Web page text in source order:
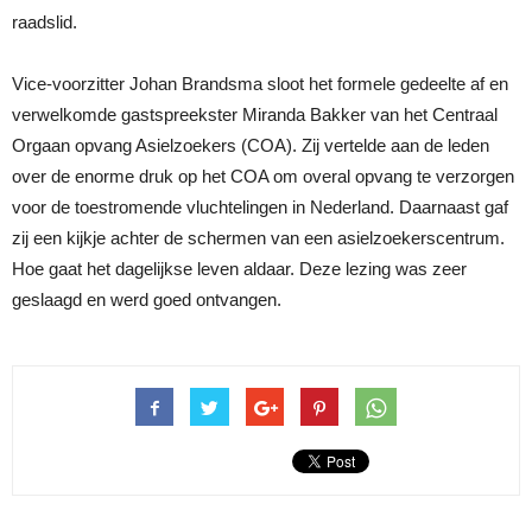
raadslid.
Vice-voorzitter Johan Brandsma sloot het formele gedeelte af en
verwelkomde gastspreekster Miranda Bakker van het Centraal
Orgaan opvang Asielzoekers (COA). Zij vertelde aan de leden
over de enorme druk op het COA om overal opvang te verzorgen
voor de toestromende vluchtelingen in Nederland. Daarnaast gaf
zij een kijkje achter de schermen van een asielzoekerscentrum.
Hoe gaat het dagelijkse leven aldaar. Deze lezing was zeer
geslaagd en werd goed ontvangen.